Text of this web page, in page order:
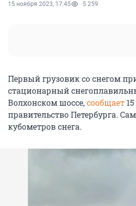
15 ноября 2023, 17:45 5 259
Первый грузовик со снегом
стационарный
Волхонском шоссе,сообщает
правительство Петербурга.
кубометров снега.